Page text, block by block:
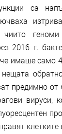
са
чиито
2016 г.
имаше само
предимно от
вируси,